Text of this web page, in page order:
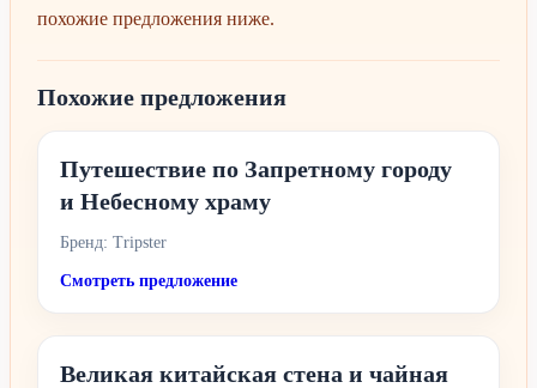
похожие предложения ниже.
Похожие предложения
Путешествие по Запретному городу
и Небесному храму
Бренд: Tripster
Смотреть предложение
Великая китайская стена и чайная